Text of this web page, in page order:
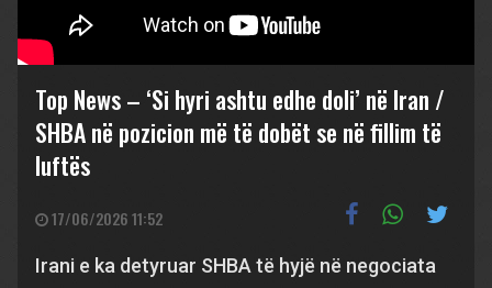
Top News – ‘Si hyri ashtu edhe doli’ në Iran /
SHBA në pozicion më të dobët se në fillim të
luftës
17/06/2026 11:52
Irani e ka detyruar SHBA të hyjë në negociata